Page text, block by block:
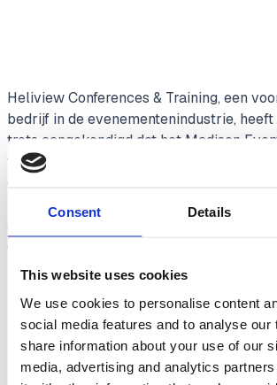
Consent Details
This website uses cookies
We use cookies to personalise content
social media features and to analyse our
share information about your use of our
media, advertising and analytics
Heliview Conferences & Training, een
bedrijf in de evenementenindustrie,
trots aangekondigd dat het Madison
toonaangevend evenementenbedrijf in
overgenomen. Deze strategische stap
belangrijke mijlpaal in de uitbreiding van
dominante speler in de sector.
Wie is Heliview
Training
Heliview Conferences & Training is een